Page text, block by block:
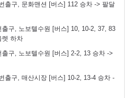
출구, 문화맨션 [버스] 112 승차 -> 팔달
구, 노보텔수원 [버스] 10, 10-2, 37, 83
렛 하차
구, 노보텔수원 [버스] 2-2, 13 승차 ->
출구, 매산시장 [버스] 10-2, 13-4 승차 -